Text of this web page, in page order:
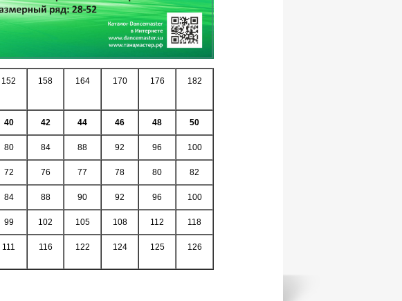
152 158 164 170 176 182
40 42 44 46 48 50
80 84 88 92 96 100
72 76 77 78 80 82
84 88 90 92 96 100
99 102 105 108 112 118
111 116 122 124 125 126